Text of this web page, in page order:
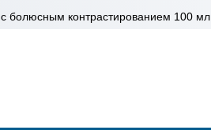
с болюсным контрастированием 100 мл